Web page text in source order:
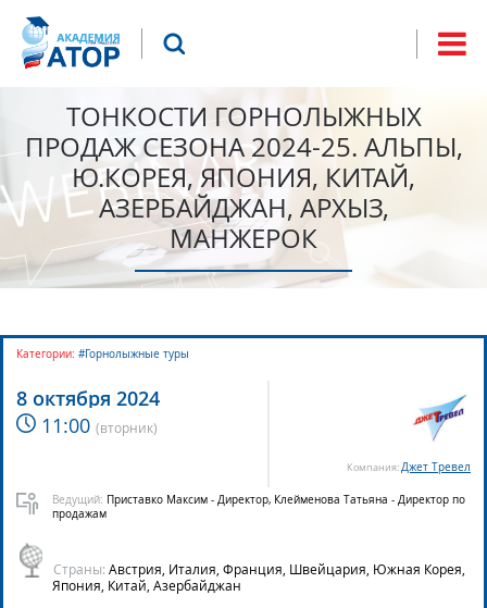
поиска
Что будем искать?
ТОНКОСТИ ГОРНОЛЫЖНЫХ
ПРОДАЖ СЕЗОНА 2024-25. АЛЬПЫ,
Ю.КОРЕЯ, ЯПОНИЯ, КИТАЙ,
АЗЕРБАЙДЖАН, АРХЫЗ,
МАНЖЕРОК
8 октября 2024
11:00 (вторник)
Компания:Джет Тревел
Ведущий: Приставко Максим - Директор, Клейменова Татьяна - Директор по
продажам
Страны: Австрия, Италия, Франция, Швейцария, Южная Корея,
Япония, Китай, Азербайджан
Категории: #Горнолыжные туры